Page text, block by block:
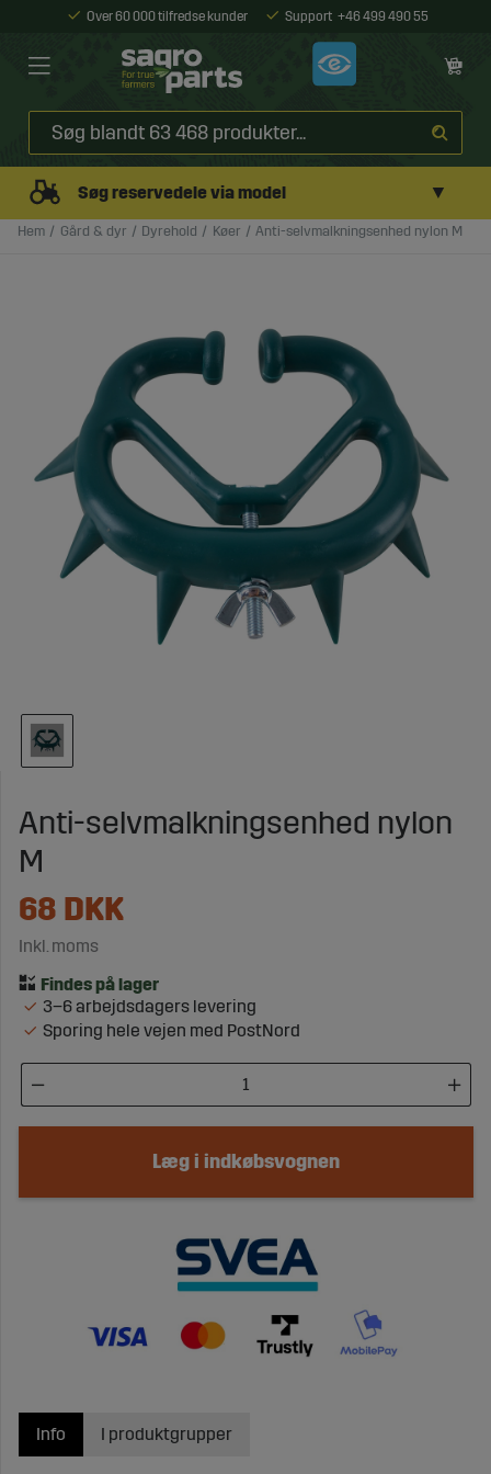
Over 60 000 tilfredse kunder Support +46 499 490 55
Søg reservedele via model ▼
Hem Gård & dyr Dyrehold Køer Anti-selvmalkningsenhed nylon M
Anti-selvmalkningsenhed nylon
M
68 DKK
Inkl. moms
3–6 arbejdsdagers levering
Sporing hele vejen med PostNord
Læg i indkøbsvognen
Info I produktgrupper